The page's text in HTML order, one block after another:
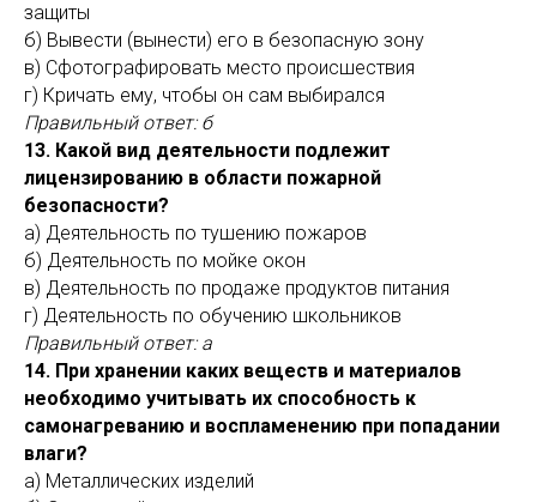
защиты
б) Вывести (вынести) его в безопасную зону
в) Сфотографировать место происшествия
г) Кричать ему, чтобы он сам выбирался
Правильный ответ: б
13. Какой вид деятельности подлежит
лицензированию в области пожарной
безопасности?
а) Деятельность по тушению пожаров
б) Деятельность по мойке окон
в) Деятельность по продаже продуктов питания
г) Деятельность по обучению школьников
Правильный ответ: а
14. При хранении каких веществ и материалов
необходимо учитывать их способность к
самонагреванию и воспламенению при попадании
влаги?
а) Металлических изделий